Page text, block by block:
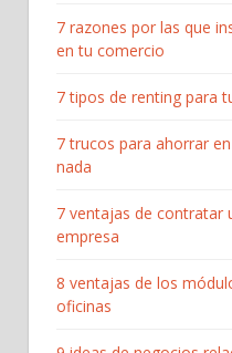
7 razones por las que
en tu comercio
7 tipos de renting para
7 trucos para ahorrar
nada
7 ventajas de contratar
empresa
8 ventajas de los
oficinas